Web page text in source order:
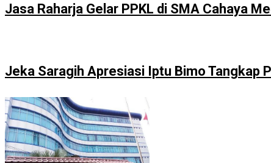
Jasa Raharja Gelar PPKL di SMA Cahaya
Jeka Saragih Apresiasi Iptu Bimo Tangkap